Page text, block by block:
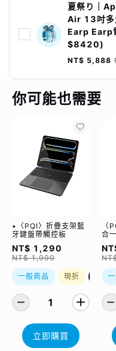
夏祭り｜
Air 13吋多
Earp Earp
$8420)
NT$ 5,888
你可能也需要
•〈PQI〉折疊支架藍
牙鍵盤帶觸控板
NT$ 1,290
NT$ 1,990
一般商品 現折 優惠
1
立即購買
〈
合